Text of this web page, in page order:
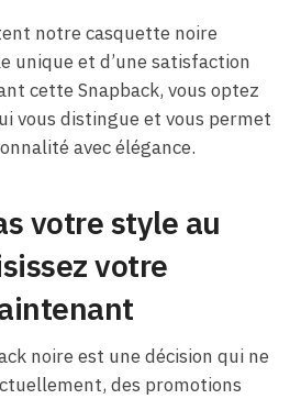
notre casquette noire
unique et d’une satisfaction
cette Snapback, vous optez
vous distingue et vous permet
avec élégance.
votre style au
votre
noire est une décision qui ne
des promotions